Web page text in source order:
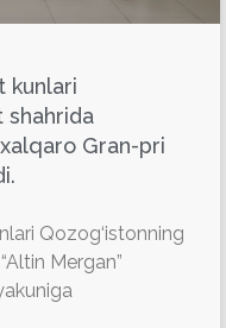
kunlari
shahrida
Gran-pri
Qozog‘istonning
Mergan”